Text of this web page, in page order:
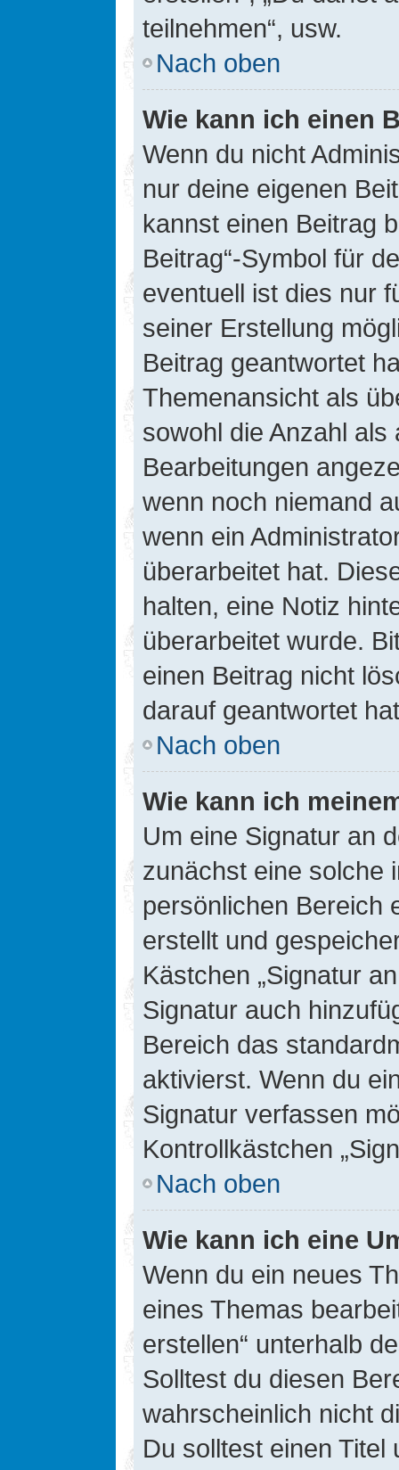
teilnehmen“, usw.
Nach oben
Wie kann ich einen
Wenn du nicht
nur deine eigenen
kannst einen Beitrag
Beitrag“-Symbol für
eventuell ist dies nur
seiner Erstellung
Beitrag geantwortet
Themenansicht als
sowohl die Anzahl
Bearbeitungen
wenn noch niemand
wenn ein
überarbeitet hat.
halten, eine Notiz
überarbeitet wurde.
einen Beitrag nicht
darauf geantwortet
Nach oben
Wie kann ich
Um eine Signatur an
zunächst eine solche
persönlichen Bereich
erstellt und
Kästchen „Signatur
Signatur auch
Bereich das
aktivierst. Wenn du
Signatur verfassen
Kontrollkästchen
Nach oben
Wie kann ich eine
Wenn du ein neues
eines Themas
erstellen“ unterhalb
Solltest du diesen
wahrscheinlich nicht
Du solltest einen